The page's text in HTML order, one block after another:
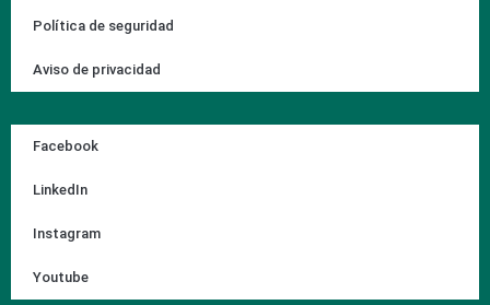
Política de seguridad
Aviso de privacidad
Facebook
LinkedIn
Instagram
Youtube